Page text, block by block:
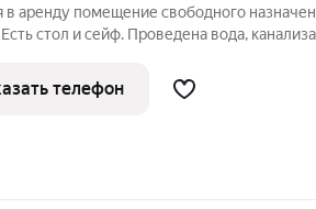
в аренду помещение свободного
стол и сейф. Проведена вода,
всем вопросам звоните по телефону,
телефон